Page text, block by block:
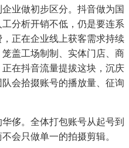
业做初步区分。抖音做为国
分析开销不低，仍是要连系
正在企业线上获客需求持续
盖工场制制、实体门店、商
在抖音流量提拔这块，沉庆
会拾掇账号的播放量、征询
。全体打包账号从起号到
会只做单一的拍摄剪辑。